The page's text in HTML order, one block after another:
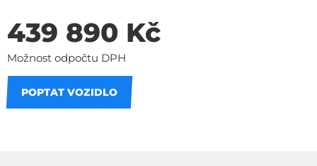
439 890 Kč
Možnost odpočtu DPH
POPTAT VOZIDLO